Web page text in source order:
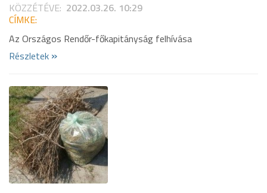
KÖZZÉTÉVE: 2022.03.26. 10:29
CÍMKE:
Az Országos Rendőr-főkapitányság felhívása
Részletek »